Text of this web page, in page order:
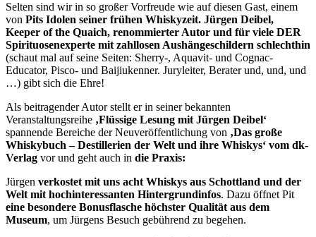
Selten sind wir in so großer Vorfreude wie auf diesen Gast, einem
von Pits Idolen seiner frühen Whiskyzeit. Jürgen Deibel,
Keeper of the Quaich, renommierter Autor und für viele DER
Spirituosenexperte mit zahllosen Aushängeschildern schlechthin
(schaut mal auf seine Seiten: Sherry-, Aquavit- und Cognac-
Educator, Pisco- und Baijiukenner. Juryleiter, Berater und, und, und
…) gibt sich die Ehre!
Als beitragender Autor stellt er in seiner bekannten
Veranstaltungsreihe ‚Flüssige Lesung mit Jürgen Deibel‘
spannende Bereiche der Neuveröffentlichung von ‚Das große
Whiskybuch – Destillerien der Welt und ihre Whiskys‘ vom dk-
Verlag vor und geht auch in die Praxis:
Jürgen verkostet mit uns acht Whiskys aus Schottland und der
Welt mit hochinteressanten Hintergrundinfos. Dazu öffnet Pit
eine besondere Bonusflasche höchster Qualität aus dem
Museum, um Jürgens Besuch gebührend zu begehen.